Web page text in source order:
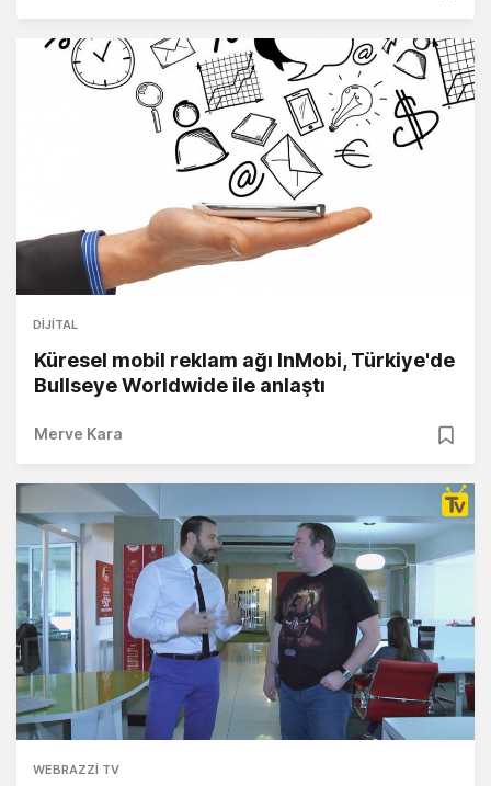
DIJITAL
Küresel mobil reklam ağı InMobi, Türkiye'de
Bullseye Worldwide ile anlaştı
Merve Kara
WEBRAZZI TV